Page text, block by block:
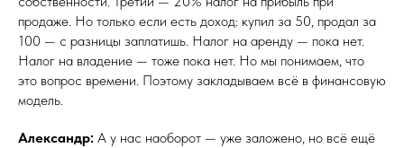
продаже. Но только если есть доход: купил за 50, продал за
100 — с разницы заплатишь. Налог на аренду — пока нет.
Налог на владение — тоже пока нет. Но мы понимаем, что
это вопрос времени. Поэтому закладываем всё в финансовую
модель.
Александр: А у нас наоборот — уже заложено, но всё ещё